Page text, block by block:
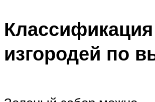
Классификация
изгородей по